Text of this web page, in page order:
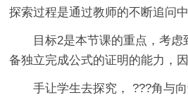
探索过程是通过教师的不断追问
目标2是本节课的重点，考
备独立完成公式的证明的能力，
手让学生去探究， ???角与